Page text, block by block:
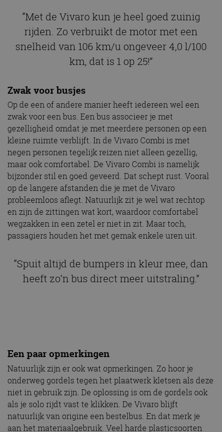
Zwak voor busjes
Op de een of andere manier heeft iedereen wel een
zwak voor een bus. Een bus associeer je met
kleine ruimte verblijft. In de Vivaro Combi is met
negen personen tegelijk reizen niet alleen gezellig,
maar ook comfortabel. De Vivaro Combi is namelijk
bijzonder stil en goed geveerd. Dat schept rust. Vooral
op de langere afstanden die je met de Vivaro
probleemloos aflegt. Natuurlijk zit je wel wat rechtop
en zijn de zittingen wat kort, waardoor comfortabel
wegzakken in een zetel er niet in zit. Maar toch,
passagiers houden het met gemak enkele uren uit.
“Spuit altijd de bumpers in kleur mee, dan
heeft zo’n bus direct meer uitstraling.”
als je solo rijdt vast te klikken. De Vivaro blijft
natuurlijk van origine een bestelbus. En dat merk je
aan het materiaalgebruik. Veel harde plasticsoorten
dus en simpele maar doeltreffende
bedieningselementen. Toch wekt deze specifieke
uitvoering de schijn van luxe op, omdat sommige
plastic componenten zijn afgewerkt met kunstleder